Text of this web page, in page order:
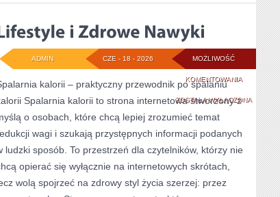
MOŻLIWOŚĆ
KOMENTOWANIALIFESTYLE
I
ZDROWE
NAWYKI
ZOSTAŁA WYŁĄCZONA
CZE - 18 - 2026
ADMIN
kalorii – praktyczny przewodnik po spalaniu
Spalarnia kalorii to strona internetowa stworzony z
o osobach, które chcą lepiej zrozumieć temat
wagi i szukają przystępnych informacji podanych
ludzki sposób. To przestrzeń dla czytelników, którzy nie
opierać się wyłącznie na internetowych skrótach,
wolą spojrzeć na zdrowy styl życia szerzej: przez